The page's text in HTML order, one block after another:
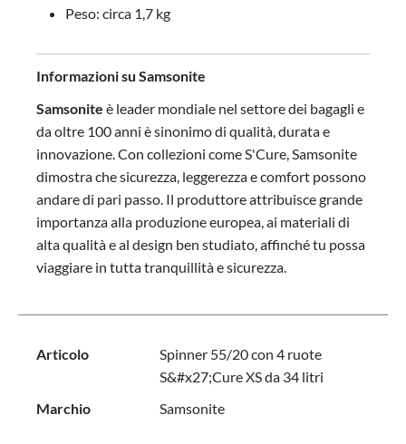
Peso: circa 1,7 kg
Informazioni su Samsonite
Samsonite è leader mondiale nel settore dei bagagli e
da oltre 100 anni è sinonimo di qualità, durata e
innovazione. Con collezioni come S'Cure, Samsonite
dimostra che sicurezza, leggerezza e comfort possono
andare di pari passo. Il produttore attribuisce grande
importanza alla produzione europea, ai materiali di
alta qualità e al design ben studiato, affinché tu possa
viaggiare in tutta tranquillità e sicurezza.
Articolo
Spinner 55/20 con 4 ruote
S&#x27;Cure XS da 34 litri
Marchio
Samsonite